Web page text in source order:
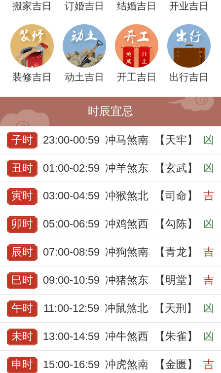
搬家吉日 订婚吉日 结婚吉日 开业吉日
装修吉日 动土吉日 开工吉日 出行吉日
时辰宜忌
子时 23:00-00:59 冲马煞南 【天牢】 凶
丑时 01:00-02:59 冲羊煞东 【玄武】 凶
寅时 03:00-04:59 冲猴煞北 【司命】 吉
卯时 05:00-06:59 冲鸡煞西 【勾陈】 凶
辰时 07:00-08:59 冲狗煞南 【青龙】 吉
巳时 09:00-10:59 冲猪煞东 【明堂】 吉
午时 11:00-12:59 冲鼠煞北 【天刑】 凶
未时 13:00-14:59 冲牛煞西 【朱雀】 凶
申时 15:00-16:59 冲虎煞南 【金匮】 吉